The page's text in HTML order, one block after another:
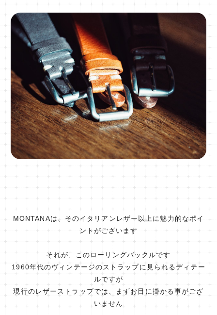
MONTANAは、そのイタリアンレザー以上に魅力的なポイ
ントがございます
それが、このローリングバックルです
1960年代のヴィンテージのストラップに見られるディテー
ルですが
現行のレザーストラップでは、まずお目に掛かる事がござ
いません